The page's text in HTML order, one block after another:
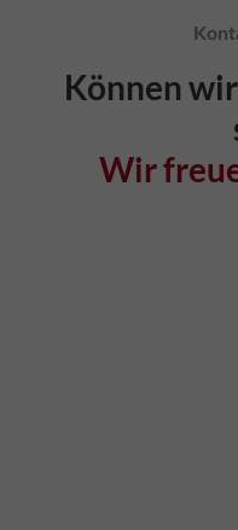
Können
Wir